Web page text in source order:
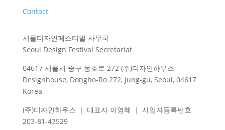
Contact
서울디자인페스티벌 사무국
Seoul Design Festival Secretariat
04617 서울시 중구 동호로 272 (주)디자인하우스
Designhouse, Dongho-Ro 272, Jung-gu, Seoul, 04617
Korea
(주)디자인하우스 ｜ 대표자 이영혜 ｜ 사업자등록번호
203-81-43529